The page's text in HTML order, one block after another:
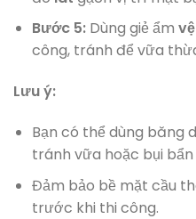
Bước 5:Dùng giẻ ẩm
công, tránh để vữa
Lưu ý:
Bạn có thể dùng băng
tránh vữa hoặc bụi bẩn
Đảm bảo bề mặt cầu
trước khi thi công.